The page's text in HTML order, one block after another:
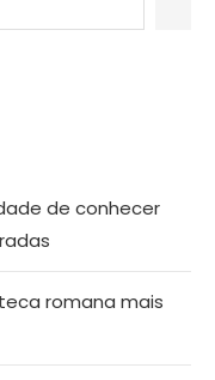
de conhecer
romana mais